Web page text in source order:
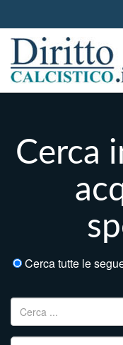
Cerca
Cerca tutte le
Ricerca per: